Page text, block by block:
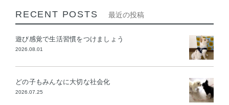
RECENT POSTS 最近の投稿
遊び感覚で生活習慣をつけましょう
2026.08.01
どの子もみんなに大切な社会化
2026.07.25